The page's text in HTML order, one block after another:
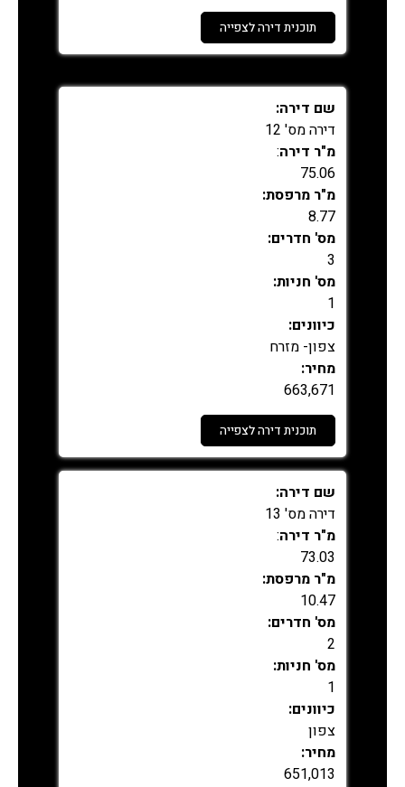
תוכנית דירה לצפייה
נמכר
שם דירה:
דירה מס' 12
מ"ר דירה:
75.06
מ"ר מרפסת:
8.77
מס' חדרים:
3
מס' חניות:
1
כיוונים:
צפון- מזרח
מחיר:
663,671
תוכנית דירה לצפייה
נמכר
שם דירה:
דירה מס' 13
מ"ר דירה:
73.03
מ"ר מרפסת:
10.47
מס' חדרים:
2
מס' חניות:
1
כיוונים:
צפון
מחיר:
651,013